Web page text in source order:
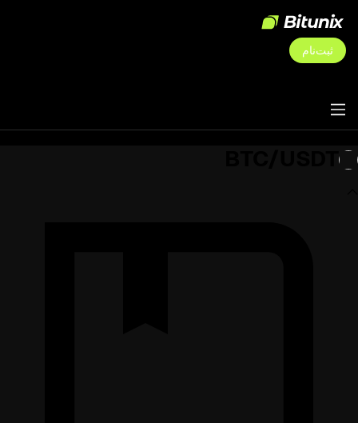
ثبت‌نام